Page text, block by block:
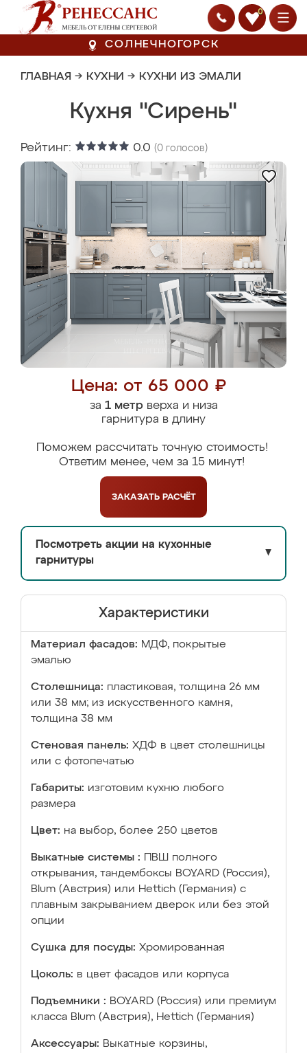
0
СОЛНЕЧНОГОРСК
ГЛАВНАЯ → КУХНИ → КУХНИ ИЗ ЭМАЛИ
Кухня "Сирень"
Рейтинг: 0.0 (0 голосов)
Цена: от 65 000 ₽
за 1 метрверха и низа
гарнитура в длину
Поможем рассчитать точную стоимость!
Ответим менее, чем за 15 минут!
ЗАКАЗАТЬ РАСЧЁТ
Посмотреть акции на кухонные
гарнитуры
▼
Характеристики
Материал фасадов: МДФ, покрытые
эмалью
Столешница: пластиковая, толщина 26 мм
или 38 мм; из искусственного камня,
толщина 38 мм
Стеновая панель: ХДФ в цвет столешницы
или с фотопечатью
Габариты: изготовим кухню любого
размера
Цвет: на выбор, более 250 цветов
Выкатные системы :
ПВШ полного
открывания, тандембоксы BOYARD (Россия),
Blum (Австрия) или Hettich (Германия) с
плавным закрыванием дверок или без этой
опции
Сушка для посуды: Хромированная
Цоколь: в цвет фасадов или корпуса
Подъемники : BOYARD (Россия) или премиум
класса Blum (Австрия), Hettich (Германия)
Аксессуары: Выкатные корзины,